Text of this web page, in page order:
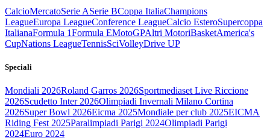
CalcioMercatoSerie ASerie BCoppa ItaliaChampions
LeagueEuropa LeagueConference LeagueCalcio EsteroSupercoppa
ItalianaFormula 1Formula EMotoGPAltri MotoriBasketAmerica's
CupNations LeagueTennisSciVolleyDrive UP
Speciali
Mondiali 2026Roland Garros 2026Sportmediaset Live Riccione
2026Scudetto Inter 2026Olimpiadi Invernali Milano Cortina
2026Super Bowl 2026Eicma 2025Mondiale per club 2025EICMA
Riding Fest 2025Paralimpiadi Parigi 2024Olimpiadi Parigi
2024Euro 2024